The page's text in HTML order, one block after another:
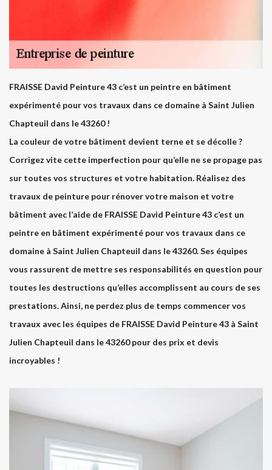
FRAISSE David Peinture 43 c’est un peintre en bâtiment
expérimenté pour vos travaux dans ce domaine à Saint Julien
Chapteuil dans le 43260 !
La couleur de votre bâtiment devient terne et se décolle ?
Corrigez vite cette imperfection pour qu’elle ne se propage pas
sur toutes vos structures et votre habitation. Réalisez des
travaux de peinture pour rénover votre maison et votre
bâtiment avec l’aide de FRAISSE David Peinture 43 c’est un
peintre en bâtiment expérimenté pour vos travaux dans ce
domaine à Saint Julien Chapteuil dans le 43260. Ses équipes
vous rassurent de mettre ses responsabilités en question pour
toutes les destructions qu’elles accomplissent au cours de ses
prestations. Ainsi, ne perdez plus de temps commencer vos
travaux avec les équipes de FRAISSE David Peinture 43 à Saint
Julien Chapteuil dans le 43260 pour des prix et devis
incroyables !